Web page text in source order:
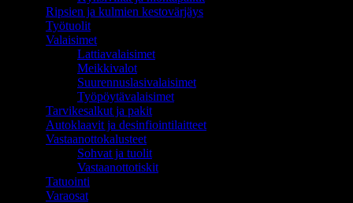
Ripsien ja kulmien kestovärjäys
Työtuolit
Valaisimet
Lattiavalaisimet
Meikkivalot
Suurennuslasivalaisimet
Työpöytävalaisimet
Tarvikesalkut ja pakit
Autoklaavit ja desinfiointilaitteet
Vastaanottokalusteet
Sohvat ja tuolit
Vastaanottotiskit
Tatuointi
Varaosat